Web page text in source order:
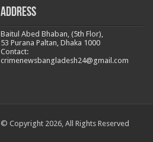
Address
Baitul Abed Bhaban, (5th Flor),
53 Purana Paltan, Dhaka 1000
Contact:
crimenewsbangladesh24@gmail.com
© Copyright 2026, All Rights Reserved